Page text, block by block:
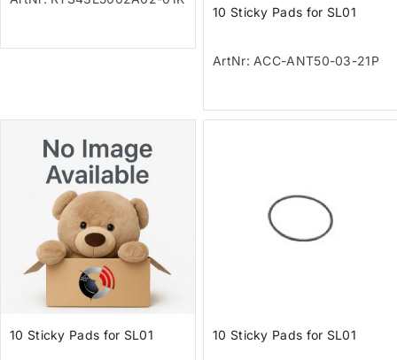
10 Sticky Pads for SL01
ArtNr: ACC-ANT50-03-21P
10 Sticky Pads for SL01 10 Sticky Pads for SL01